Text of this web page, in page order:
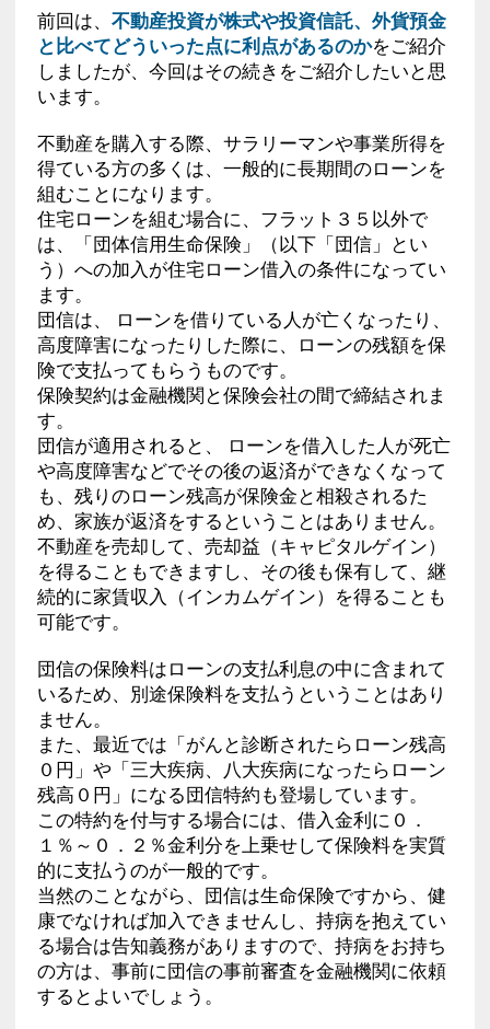
前回は、 不動産投資が株式や投資信託、外貨預金
と比べてどういった点に利点があるのかをご紹介
しましたが、今回はその続きをご紹介したいと思
います。
不動産を購入する際、サラリーマンや事業所得を
得ている方の多くは、一般的に長期間のローンを
組むことになります。
住宅ローンを組む場合に、フラット３５以外で
は、「団体信用生命保険」（以下「団信」とい
う）への加入が住宅ローン借入の条件になってい
ます。
団信は、 ローンを借りている人が亡くなったり、
高度障害になったりした際に、ローンの残額を保
険で支払ってもらうものです。
保険契約は金融機関と保険会社の間で締結されま
す。
団信が適用されると、 ローンを借入した人が死亡
や高度障害などでその後の返済ができなくなって
も、残りのローン残高が保険金と相殺されるた
め、家族が返済をするということはありません。
不動産を売却して、売却益（キャピタルゲイン）
を得ることもできますし、その後も保有して、継
続的に家賃収入（インカムゲイン）を得ることも
可能です。
団信の保険料はローンの支払利息の中に含まれて
いるため、別途保険料を支払うということはあり
ません。
また、最近では「がんと診断されたらローン残高
０円」や「三大疾病、八大疾病になったらローン
残高０円」になる団信特約も登場しています。
この特約を付与する場合には、借入金利に０．
１％～０．２％金利分を上乗せして保険料を実質
的に支払うのが一般的です。
当然のことながら、団信は生命保険ですから、健
康でなければ加入できませんし、持病を抱えてい
る場合は告知義務がありますので、持病をお持ち
の方は、事前に団信の事前審査を金融機関に依頼
するとよいでしょう。